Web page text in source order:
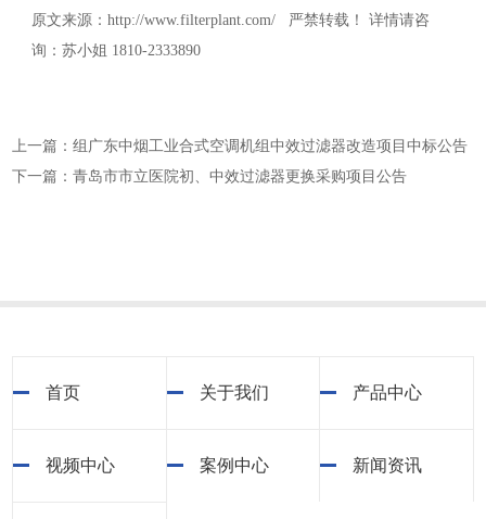
原文来源：http://www.filterplant.com/ 严禁转载！ 详情请咨
询：苏小姐 1810-2333890
上一篇：组广东中烟工业合式空调机组中效过滤器改造项目中标公告
下一篇：青岛市市立医院初、中效过滤器更换采购项目公告
首页 关于我们 产品中心
视频中心 案例中心 新闻资讯